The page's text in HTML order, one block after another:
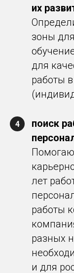
их
зоны
для
работы
4
поиск
лет
работы
разных
и для